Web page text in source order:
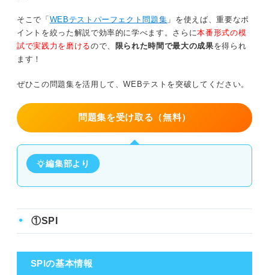
そこで「 WEBテストパーフェクト問題集 」を使えば、重要なポ
イントを絞った解説で効率的に学べます。さらに本番形式の模
試で実践力を磨けるので、 限られた時間で最大の成果を得られ
ます！
ぜひこの問題集を活用して、WEBテストを突破してください。
問題集を受け取る（無料）
編集部より
①SPI
SPIの基本情報